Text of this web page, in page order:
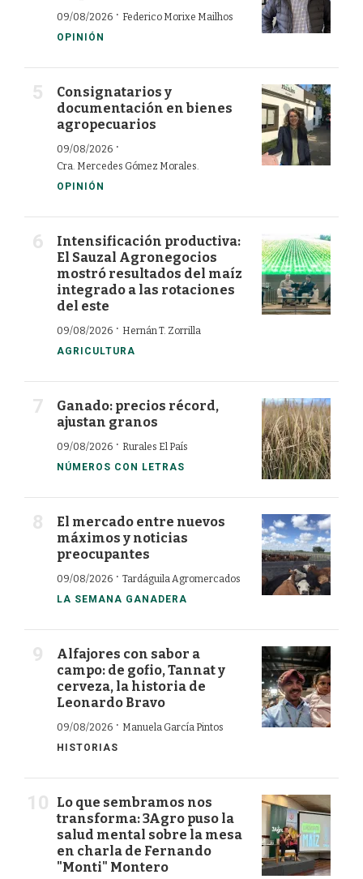
09/08/2026 · Federico Morixe Mailhos
OPINIÓN
Consignatarios y
documentación en bienes
agropecuarios
09/08/2026 ·
Cra. Mercedes Gómez Morales.
OPINIÓN
Intensificación productiva:
El Sauzal Agronegocios
mostró resultados del maíz
integrado a las rotaciones
del este
09/08/2026 · Hernán T. Zorrilla
AGRICULTURA
Ganado: precios récord,
ajustan granos
09/08/2026 · Rurales El País
NÚMEROS CON LETRAS
El mercado entre nuevos
máximos y noticias
preocupantes
09/08/2026 · Tardáguila Agromercados
LA SEMANA GANADERA
Alfajores con sabor a
campo: de gofio, Tannat y
cerveza, la historia de
Leonardo Bravo
09/08/2026 · Manuela García Pintos
HISTORIAS
Lo que sembramos nos
transforma: 3Agro puso la
salud mental sobre la mesa
en charla de Fernando
"Monti" Montero